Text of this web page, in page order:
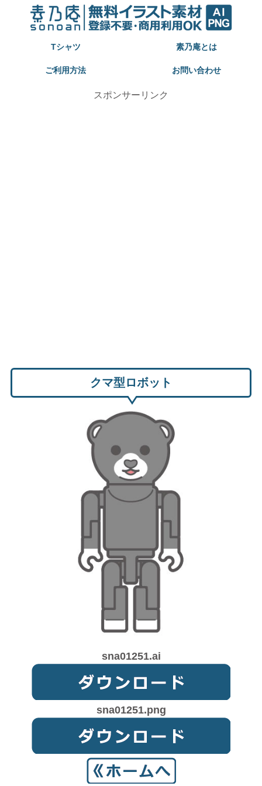
Tシャツ 素乃庵とは
ご利用方法 お問い合わせ
スポンサーリンク
クマ型ロボット
sna01251.ai
sna01251.png